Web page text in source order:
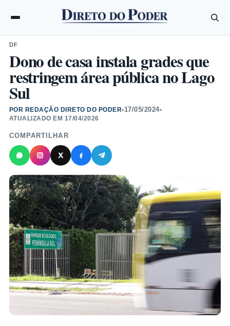
DF
Dono de casa instala grades que
restringem área pública no Lago
Sul
POR REDAÇÃO DIRETO DO PODER•17/05/2024•
ATUALIZADO EM 17/04/2026
COMPARTILHAR